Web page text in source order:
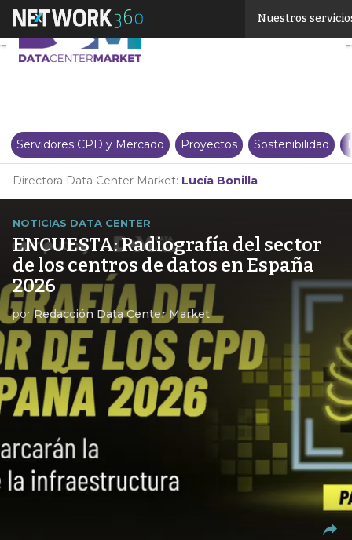
Nuestros
Servidores CPD y Mercado Proyectos Sostenibilidad
Directora Data Center Market: Lucía Bonilla
NOTICIAS DATA CENTER
ENCUESTA: Radiografía del sector
de los centros de datos en España
2026
porRedacción Data Center Market